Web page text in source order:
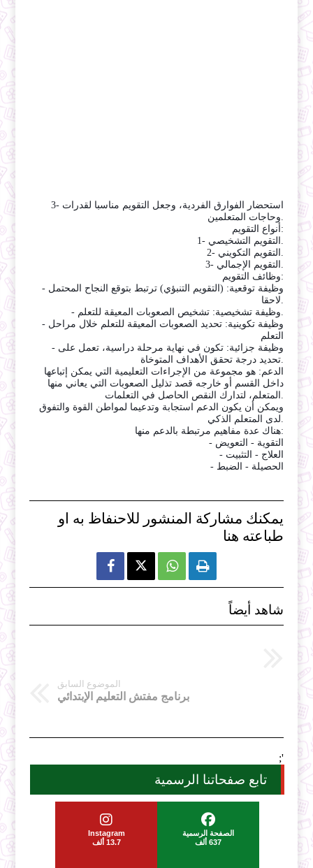
3- استحضار الفوارق الفردية، وجعل التقويم مناسبا لقدرات
وحاجات المتعلمين.
أنواع التقويم:
1- التقويم التشخيصي.
2- التقويم التكويني.
3- التقويم الإجمالي.
وظائف التقويم:
- وظيفة توقعية: (التقويم التنبؤي) ترتبط بتوقع النجاح المحتمل
لاحقا.
- وظيفة تشخيصية: تشخيص الصعوبات المعيقة للتعلم.
- وظيفة تكوينية: تحديد الصعوبات المعيقة للتعلم خلال مراحل
التعلم
- وظيفة جزائية: تكون في نهاية مرحلة دراسية، تعمل على
تحديد درجة تحقق الأهداف المتوخاة.
الدعم: هو مجموعة من الإجراءات التعليمية التي يمكن إتباعها
داخل القسم أو خارجه قصد تذليل الصعوبات التي يعاني منها
المتعلم، لتدارك النقص الحاصل في التعلمات.
ويمكن أن يكون الدعم استجابة وتدعيما لمواطن القوة والتفوق
لدى المتعلم الذكي.
هناك عدة مفاهيم مرتبطة بالدعم منها:
- التقوية - التعويض
- العلاج - التثبيت
- الحصيلة - الضبط
يمكنك مشاركة المنشور للاحنفاظ به او
طباعته هنا
  
شاهد أيضاً
الموضوع السابق
برنامج مفتش التعليم الإبتدائي
';
تابع صفحاتنا الرسمية
الصفحة الرسمية
637 ألف
Instagram
13.7 ألف